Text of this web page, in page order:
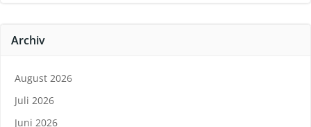
Archiv
August 2026
Juli 2026
Juni 2026